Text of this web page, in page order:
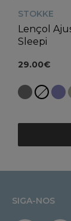
STOKKE
Lençol
Sleepi
29.00€
SIGA-NOS